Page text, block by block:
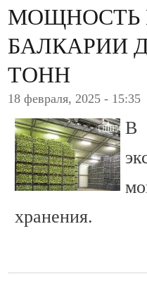
МОЩНОСТЬ
БАЛКАРИИ
ТОНН
18 февраля, 2025 - 15:35
В
хранения.